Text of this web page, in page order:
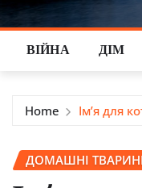
ВІЙНА ДІМ
Home Ім’я для
ДОМАШНІ